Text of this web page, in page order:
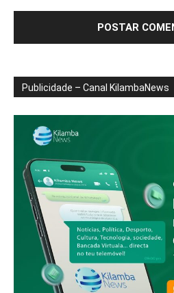
Publicidade – Canal KilambaNews